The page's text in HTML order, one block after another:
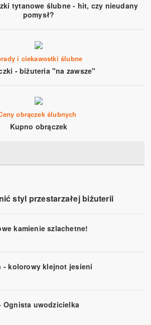
tytanowe ślubne - hit, czy nieudany
pomysł?
i ciekawostki ślubne
- biżuteria "na zawsze"
obrączek ślubnych
Kupno obrączek
styl przestarzałej biżuterii
kamienie szlachetne!
- kolorowy klejnot jesieni
Ognista uwodzicielka